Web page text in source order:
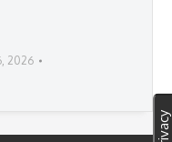
2026